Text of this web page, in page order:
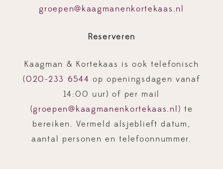
groepen@kaagmanenkortekaas.nl
Reserveren
Kaagman & Kortekaas is ook telefonisch
(020-233 6544 op openingsdagen vanaf
14:00 uur) of per mail
(groepen@kaagmanenkortekaas.nl) te
bereiken. Vermeld alsjeblieft datum,
aantal personen en telefoonnummer.